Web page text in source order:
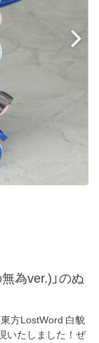
為ver.)」のぬ
方LostWord 白貌
いたしました！ぜ